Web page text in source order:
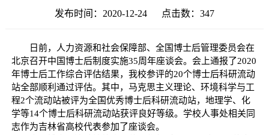
发布时间：2020-12-24 点击数： 347
日前，人力资源和社会保障部、全国博士后管理委员会在
北京召开中国博士后制度实施35周年座谈会。会上通报了2020
年博士后工作综合评估结果，我校参评的20个博士后科研流动
站全部顺利通过评估。其中，马克思主义理论、环境科学与工
程2个流动站被评为全国优秀博士后科研流动站，地理学、化
学等14个博士后科研流动站获评良好等级。学校人事处相关同
志作为吉林省高校代表参加了座谈会。